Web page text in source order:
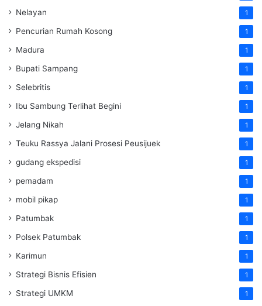
Nelayan 1
Pencurian Rumah Kosong 1
Madura 1
Bupati Sampang 1
Selebritis 1
Ibu Sambung Terlihat Begini 1
Jelang Nikah 1
Teuku Rassya Jalani Prosesi Peusijuek 1
gudang ekspedisi 1
pemadam 1
mobil pikap 1
Patumbak 1
Polsek Patumbak 1
Karimun 1
Strategi Bisnis Efisien 1
Strategi UMKM 1